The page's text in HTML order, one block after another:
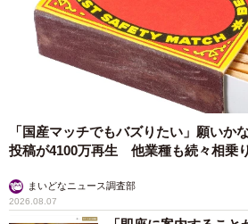
「国産マッチでもバズりたい」願いか
投稿が4100万再生 他業種も続々相乗
まいどなニュース調査部
2026.08.07